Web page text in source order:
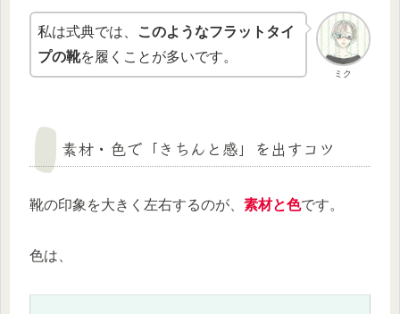
ミク
私は式典では、
このようなフラットタイ
プの靴を履くことが多いです。
素材・色で「きちんと感」を出すコツ
靴の印象を大きく左右するのが、 素材と色です。
色は、